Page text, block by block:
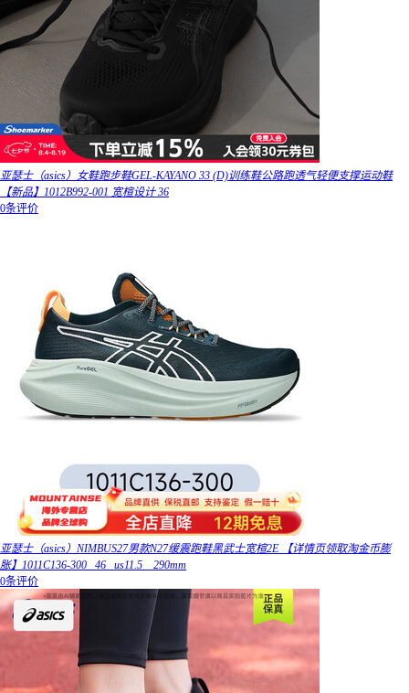
亚瑟士（asics）女鞋跑步鞋GEL-KAYANO 33 (D)训练鞋公路跑透气轻便支撑运动鞋
【新品】1012B992-001 宽楦设计 36
0条评价
亚瑟士（asics）NIMBUS27男款N27缓震跑鞋黑武士宽楦2E 【详情页领取淘金币膨
胀】1011C136-300_ 46 _us11.5__290mm
0条评价